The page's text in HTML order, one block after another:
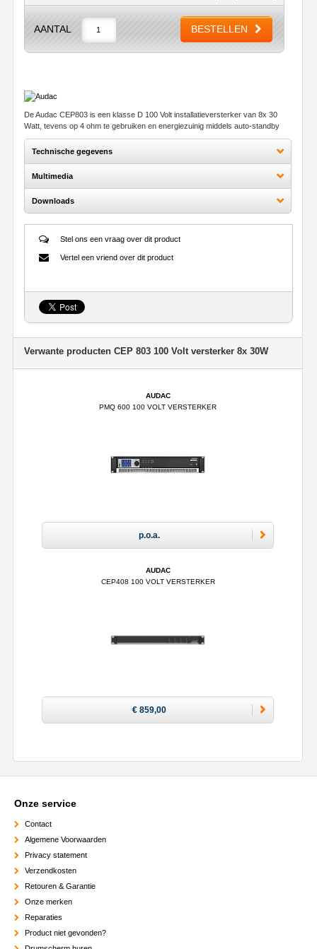
AANTAL BESTELLEN
De Audac CEP803 is een klasse D 100 Volt installatieversterker van 8x 30
Watt, tevens op 4 ohm te gebruiken en energiezuinig middels auto-standby
Technische gegevens
Multimedia
Downloads
Vertel een vriend over dit product
Stel ons een vraag over dit product
Verwante producten CEP 803 100 Volt versterker 8x 30W
AUDAC
PMQ 600 100 VOLT VERSTERKER
p.o.a.
AUDAC
CEP408 100 VOLT VERSTERKER
€ 859,00
Onze service
Contact
Algemene Voorwaarden
Privacy statement
Verzendkosten
Retouren & Garantie
Onze merken
Reparaties
Product niet gevonden?